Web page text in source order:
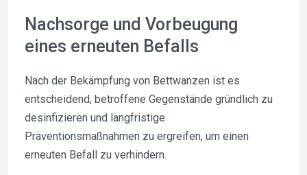
Nachsorge und Vorbeugung
eines erneuten Befalls
Nach der Bekämpfung von Bettwanzen ist es
entscheidend, betroffene Gegenstände gründlich zu
desinfizieren und langfristige
Präventionsmaßnahmen zu ergreifen, um einen
erneuten Befall zu verhindern.